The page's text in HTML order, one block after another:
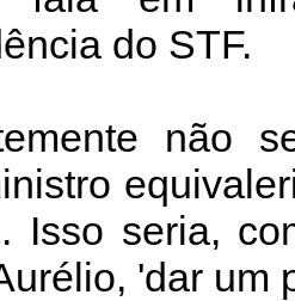
do STF.
não
Isso seria,
'dar um